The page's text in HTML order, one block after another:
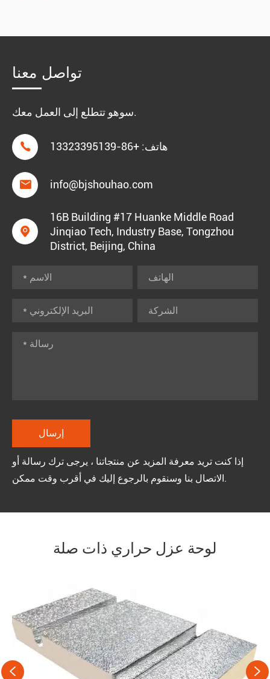
تواصل معنا
سوهو تتطلع إلى العمل معك.
 هاتف: +86-13323395139
 info@bjshouhao.com

16B Building #17 Huanke Middle Road
Jinqiao Tech, Industry Base, Tongzhou
District, Beijing, China
إذا كنت تريد معرفة المزيد عن منتجاتنا ، يرجى ترك رسالة أو
الاتصال بنا وسنقوم بالرجوع إليك في أقرب وقت ممكن.
لوحة عزل حراري ذات صلة
 